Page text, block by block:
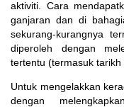
aktiviti. Cara
ganjaran dan di
sekurang-kurangnya
diperoleh dengan
tertentu (termasuk tarikh
Untuk mengelakkan
dengan